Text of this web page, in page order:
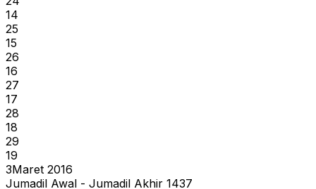
14
25
15
26
16
27
17
28
18
29
19
3Maret 2016
Jumadil Awal - Jumadil Akhir 1437